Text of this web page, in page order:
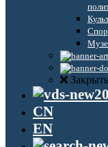
Закрыть
CN
EN